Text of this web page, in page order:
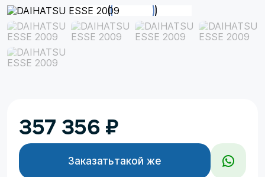
357 356 ₽
Заказатьтакой же